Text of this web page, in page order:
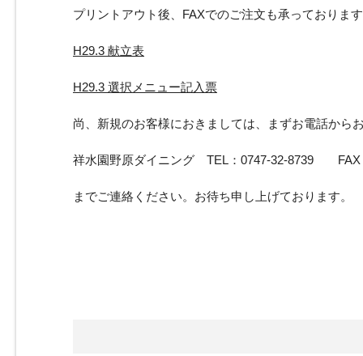
プリントアウト後、FAXでのご注文も承っておりま
H29.3 献立表
H29.3 選択メニュー記入票
尚、新規のお客様におきましては、まずお電話から
祥水園野原ダイニング TEL：0747-32-8739 FAX
までご連絡ください。お待ち申し上げております。